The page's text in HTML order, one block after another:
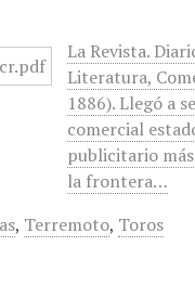
La Revista.
Literatura,
1886). Llegó a
comercial
publicitario
la frontera…
, Terremoto, Toros